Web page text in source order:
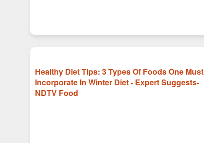
Healthy Diet Tips: 3 Types Of Foods One Must
Incorporate In Winter Diet - Expert Suggests-
NDTV Food